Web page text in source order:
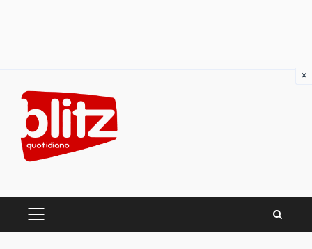
content
PRIMARY
×